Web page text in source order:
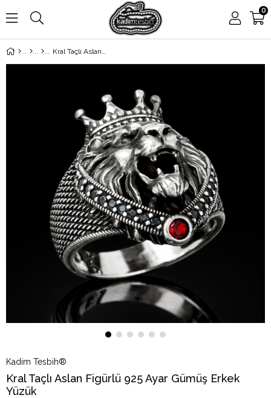
0
Kral Taçlı Aslan Figürlü 925 Ayar Gümüş Erkek Yüzük
Kadim Tesbih®
Kral Taçlı Aslan Figürlü 925 Ayar Gümüş Erkek
Yüzük